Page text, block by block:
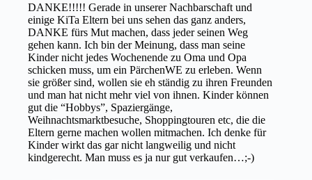
DANKE!!!!! Gerade in unserer Nachbarschaft und
einige KiTa Eltern bei uns sehen das ganz anders,
DANKE fürs Mut machen, dass jeder seinen Weg
gehen kann. Ich bin der Meinung, dass man seine
Kinder nicht jedes Wochenende zu Oma und Opa
schicken muss, um ein PärchenWE zu erleben. Wenn
sie größer sind, wollen sie eh ständig zu ihren Freunden
und man hat nicht mehr viel von ihnen. Kinder können
gut die “Hobbys”, Spaziergänge,
Weihnachtsmarktbesuche, Shoppingtouren etc, die die
Eltern gerne machen wollen mitmachen. Ich denke für
Kinder wirkt das gar nicht langweilig und nicht
kindgerecht. Man muss es ja nur gut verkaufen…;-)